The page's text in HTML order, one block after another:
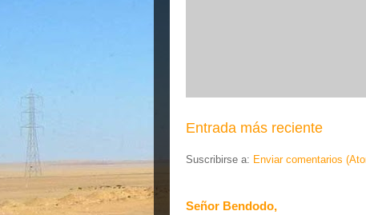
Entrada más reciente
Suscribirse a: Enviar comentarios
Señor Bendodo,